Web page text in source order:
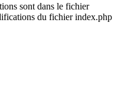
sont dans le fichier
du fichier index.php